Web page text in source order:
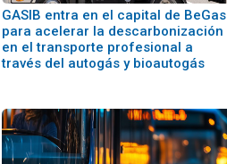
GASIB entra en el capital de BeGas
para acelerar la descarbonización
en el transporte profesional a
través del autogás y bioautogás